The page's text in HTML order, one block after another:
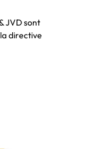
JVD sont
directive